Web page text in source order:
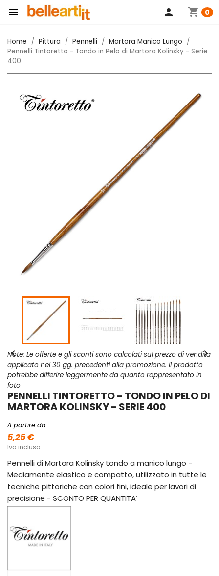
 shopping_cart 0
person
Home Pittura Pennelli
Martora Manico Lungo
Pennelli Tintoretto - Tondo in Pelo di Martora Kolinsky - Serie
400
 
Note: Le offerte e gli sconti sono calcolati sul prezzo di vendita
applicato nei 30 gg. precedenti alla promozione. Il prodotto
potrebbe differire leggermente da quanto rappresentato in
foto
PENNELLI TINTORETTO - TONDO IN PELO DI
MARTORA KOLINSKY - SERIE 400
A partire da
5,25 €
Iva inclusa
Pennelli di Martora Kolinsky tondo a manico lungo -
Mediamente elastico e compatto, utilizzato in tutte le
tecniche pittoriche con colori fini, ideale per lavori di
precisione - SCONTO PER QUANTITA’